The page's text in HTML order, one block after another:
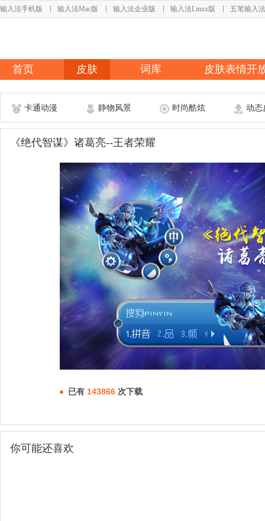
输入法手机版 输入法Mac版 输入法企业版 输入法Linux版 五笔输入法
首页 皮肤 词库 皮肤表情开
卡通动漫 静物风景 时尚酷炫 动态
《绝代智谋》诸葛亮--王者荣耀
已有 143866 次下载
你可能还喜欢